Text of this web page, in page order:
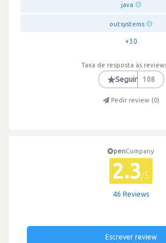
java
outsystems
+30
Taxa de resposta às
★Seguir 108
Pedir review (0)
penCompany
2.3/5
46 Reviews
Escrever review